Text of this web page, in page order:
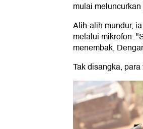
mulai
Alih-alih mundur,
melalui mikrofon:
menembak,
Tak disangka,